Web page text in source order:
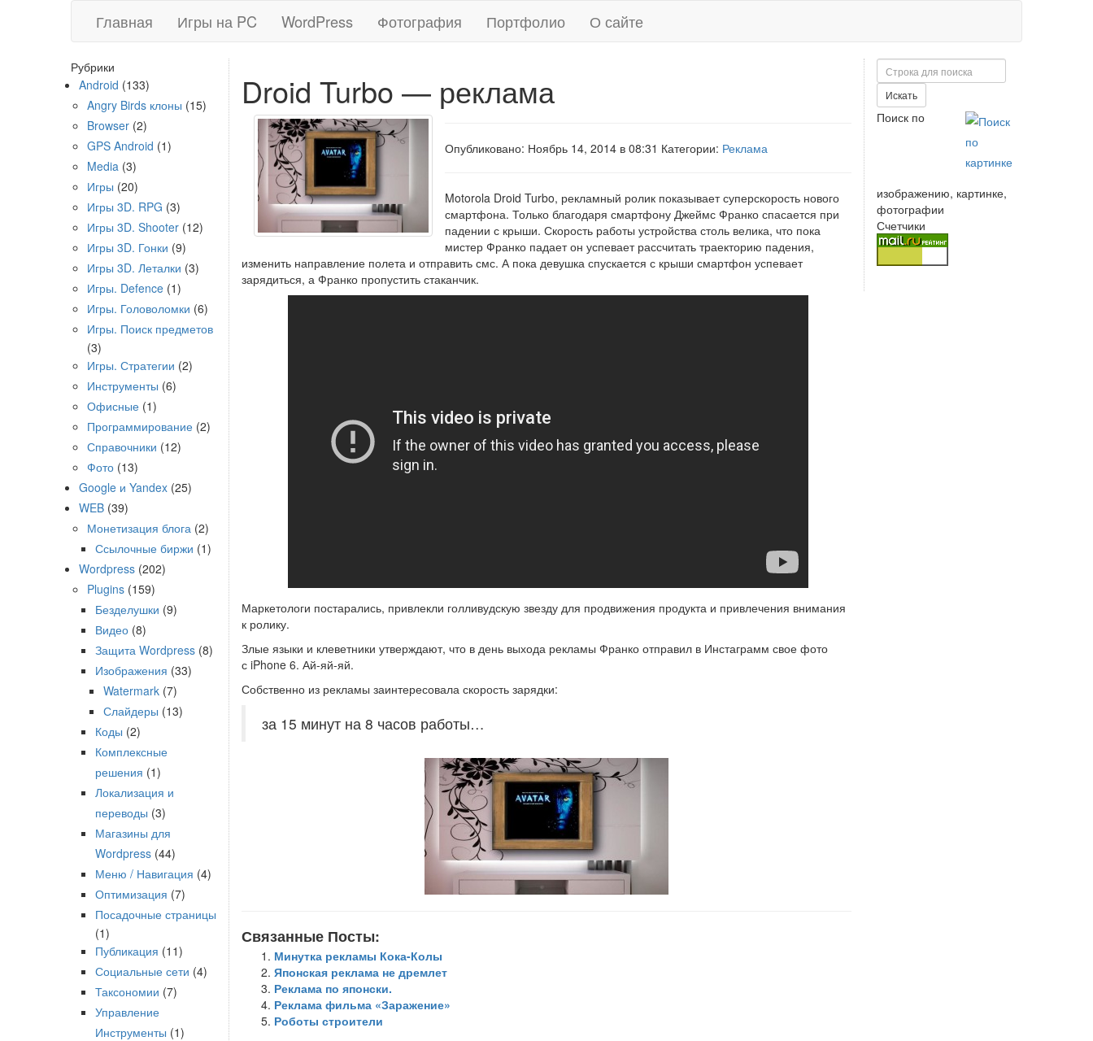
Главная Игры на PC WordPress Фотография Портфолио О сайте
Droid Turbo — реклама
Опубликовано: Ноябрь 14, 2014 в 08:31 Категории: Реклама
Motorola Droid Turbo, рекламный ролик показывает суперскорость нового
смартфона. Только благодаря смартфону Джеймс Франко спасается при
падении с крыши. Скорость работы устройства столь велика, что пока
мистер Франко падает он успевает рассчитать траекторию падения,
изменить направление полета и отправить смс. А пока девушка спускается с крыши смартфон успевает
зарядиться, а Франко пропустить стаканчик.
Маркетологи постарались, привлекли голливудскую звезду для продвижения продукта и привлечения внимания
к ролику.
Злые языки и клеветники утверждают, что в день выхода рекламы Франко отправил в Инстаграмм свое фото
с iPhone 6. Ай-яй-яй.
Собственно из рекламы заинтересовала скорость зарядки:
за 15 минут на 8 часов работы…
Связанные Посты:
Минутка рекламы Кока-Колы
Японская реклама не дремлет
Реклама по японски.
Реклама фильма «Заражение»
Роботы строители
Рубрики
Android (133)
Angry Birds клоны (15)
Browser (2)
GPS Android (1)
Media (3)
Игры (20)
Игры 3D. RPG (3)
Игры 3D. Shooter (12)
Игры 3D. Гонки (9)
Игры 3D. Леталки (3)
Игры. Defence (1)
Игры. Головоломки (6)
Игры. Поиск предметов
(3)
Игры. Стратегии (2)
Инструменты (6)
Офисные (1)
Программирование (2)
Справочники (12)
Фото (13)
Google и Yandex (25)
WEB (39)
Монетизация блога (2)
Ссылочные биржи (1)
Wordpress (202)
Plugins (159)
Безделушки (9)
Видео (8)
Защита Wordpress (8)
Изображения (33)
Watermark (7)
Слайдеры (13)
Коды (2)
Комплексные
решения (1)
Локализация и
переводы (3)
Магазины для
Wordpress (44)
Меню / Навигация (4)
Оптимизация (7)
Посадочные страницы
(1)
Публикация (11)
Социальные сети (4)
Таксономии (7)
Управление
Инструменты (1)
Поиск
Искать
Поиск по
изображению, картинке,
фотографии
Счетчики